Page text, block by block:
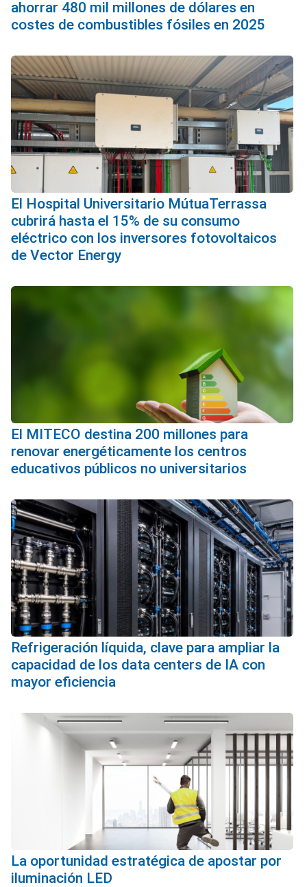
ahorrar 480 mil millones de dólares en
costes de combustibles fósiles en 2025
El Hospital Universitario MútuaTerrassa
cubrirá hasta el 15% de su consumo
eléctrico con los inversores fotovoltaicos
de Vector Energy
El MITECO destina 200 millones para
renovar energéticamente los centros
educativos públicos no universitarios
Refrigeración líquida, clave para ampliar la
capacidad de los data centers de IA con
mayor eficiencia
La oportunidad estratégica de apostar por
iluminación LED